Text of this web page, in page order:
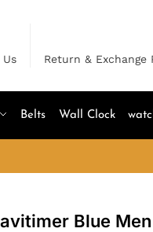
Return & Exchange
Belts Wall Clock
Blue Men